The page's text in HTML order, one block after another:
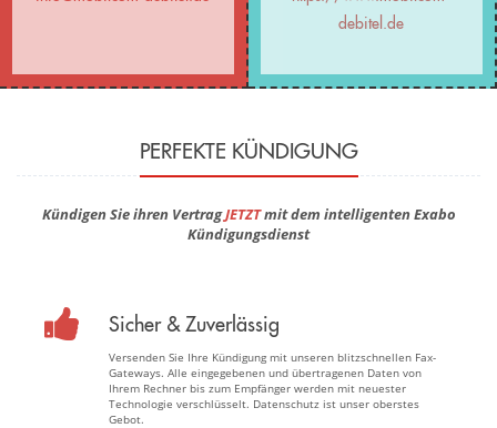
debitel.de
PERFEKTE KÜNDIGUNG
Kündigen Sie ihren VertragJETZTmit dem intelligenten Exabo
Kündigungsdienst
Sicher & Zuverlässig
Versenden Sie Ihre Kündigung mit unseren blitzschnellen Fax-
Gateways. Alle eingegebenen und übertragenen Daten von
Ihrem Rechner bis zum Empfänger werden mit neuester
Technologie verschlüsselt. Datenschutz ist unser oberstes
Gebot.